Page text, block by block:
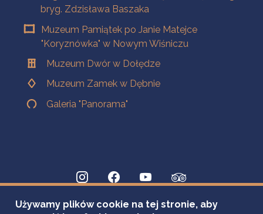
bryg. Zdzisława Baszaka
Muzeum Pamiątek po Janie Matejce
"Koryznówka" w Nowym Wiśniczu
Muzeum Dwór w Dołędze
Muzeum Zamek w Dębnie
Galeria "Panorama"
Używamy plików cookie na tej stronie, aby